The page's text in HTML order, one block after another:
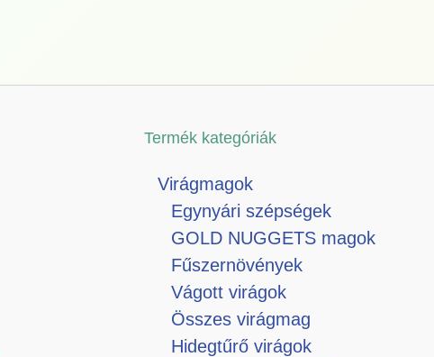
Termék kategóriák
Virágmagok
Egynyári szépségek
GOLD NUGGETS magok
Fűszernövények
Vágott virágok
Összes virágmag
Hidegtűrő virágok